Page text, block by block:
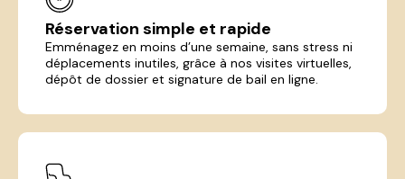
Réservation simple et rapide
Emménagez en moins d’une semaine, sans stress ni
déplacements inutiles, grâce à nos visites virtuelles,
dépôt de dossier et signature de bail en ligne.